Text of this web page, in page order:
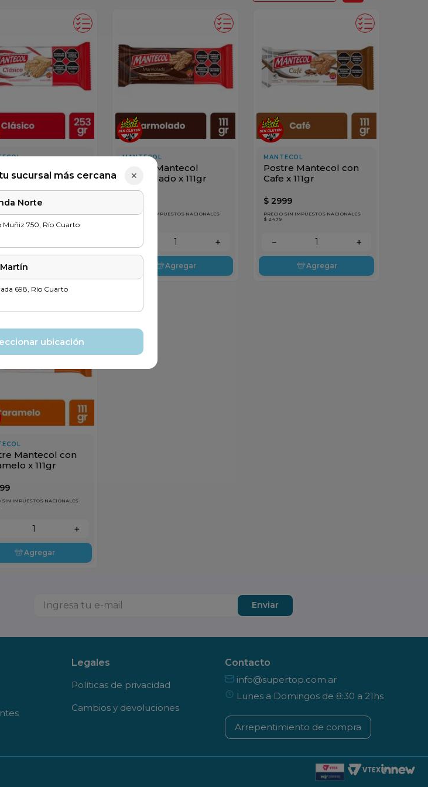
sucursal más cercana ✕
Norte
Muñiz 750, Río Cuarto
698, Río Cuarto
ubicación
x 253gr
SIN IMPUESTOS NACIONALES
Agregar
MANTECOL
Postre Mantecol
Marmolado x 111gr
PRECIO SIN IMPUESTOS NACIONALES
＋
Agregar
MANTECOL
Postre Mantecol con
Cafe x 111gr
$ 2999
PRECIO SIN IMPUESTOS NACIONALES
$ 2479
＋
－
Agregar
Mantecol con
x 111gr
SIN IMPUESTOS NACIONALES
＋
Agregar
Enviar
Legales
Políticas de privacidad
Cambios y devoluciones
Contacto
info@supertop.com.ar
Lunes a Domingos de 8:30 a 21hs
Arrepentimiento de compra